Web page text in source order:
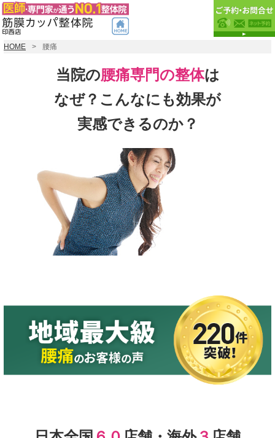
HOME 腰痛
当院の腰痛専門の整体は
なぜ？こんなにも効果が
実感できるのか？